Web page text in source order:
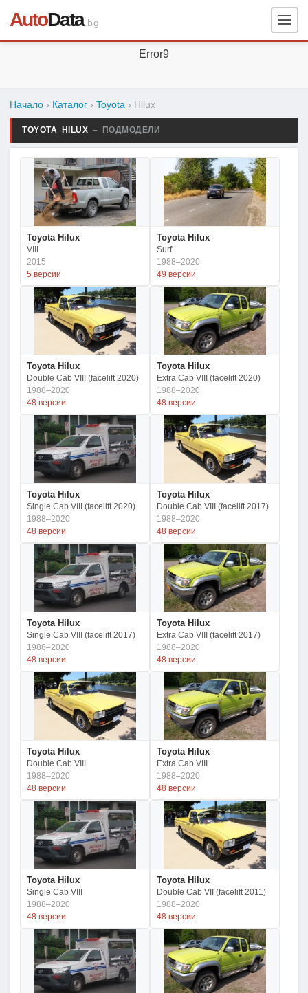
AutoData.bg
Error9
Начало › Каталог › Toyota › Hilux
TOYOTA HILUX – ПОДМОДЕЛИ
Toyota Hilux
VIII
2015
5 версии
Toyota Hilux
Surf
1988–2020
49 версии
Toyota Hilux
Double Cab VIII (facelift 2020)
1988–2020
48 версии
Toyota Hilux
Extra Cab VIII (facelift 2020)
1988–2020
48 версии
Toyota Hilux
Single Cab VIII (facelift 2020)
1988–2020
48 версии
Toyota Hilux
Double Cab VIII (facelift 2017)
1988–2020
48 версии
Toyota Hilux
Single Cab VIII (facelift 2017)
1988–2020
48 версии
Toyota Hilux
Extra Cab VIII (facelift 2017)
1988–2020
48 версии
Toyota Hilux
Double Cab VIII
1988–2020
48 версии
Toyota Hilux
Extra Cab VIII
1988–2020
48 версии
Toyota Hilux
Single Cab VIII
1988–2020
48 версии
Toyota Hilux
Double Cab VII (facelift 2011)
1988–2020
48 версии